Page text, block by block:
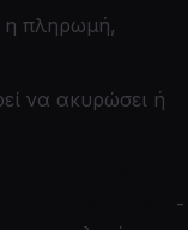
η πληρωμή,
να ακυρώσει ή
-